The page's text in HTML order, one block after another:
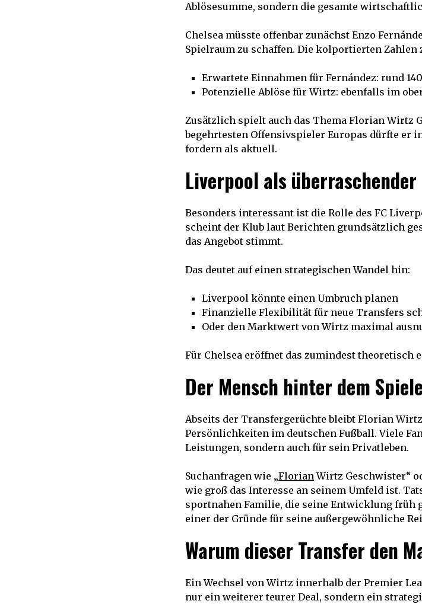
Ablösesumme, sondern die gesamte
Chelsea müsste offenbar zunächst Enzo
Spielraum zu schaffen. Die kolportierten Zahlen
Erwartete Einnahmen für Fernández: rund
Potenzielle Ablöse für Wirtz: ebenfalls im
Zusätzlich spielt auch das Thema Florian Wirtz
begehrtesten Offensivspieler Europas dürfte er
fordern als aktuell.
Liverpool als
Besonders interessant ist die Rolle des FC
scheint der Klub laut Berichten grundsätzlich
das Angebot stimmt.
Das deutet auf einen strategischen Wandel hin:
Liverpool könnte einen Umbruch planen
Finanzielle Flexibilität für neue Transfers
Oder den Marktwert von Wirtz maximal
Für Chelsea eröffnet das zumindest theoretisch
Der Mensch hinter dem
Abseits der Transfergerüchte bleibt Florian
Persönlichkeiten im deutschen Fußball. Viele
Leistungen, sondern auch für sein Privatleben.
Suchanfragen wie „FlorianWirtz Geschwister“
wie groß das Interesse an seinem Umfeld ist.
sportnahen Familie, die seine Entwicklung früh
einer der Gründe für seine außergewöhnliche
Warum dieser Transfer den
Ein Wechsel von Wirtz innerhalb der Premier
nur ein weiterer teurer Deal, sondern ein